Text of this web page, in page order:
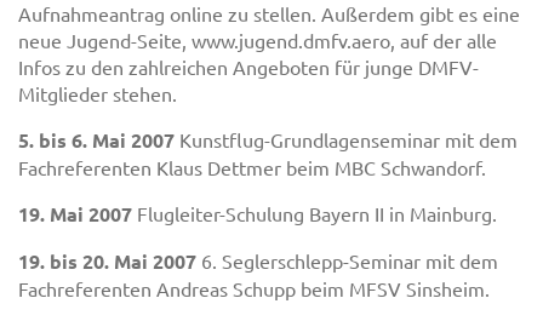
Aufnahmeantrag online zu stellen. Außerdem gibt es eine
neue Jugend-Seite, www.jugend.dmfv.aero, auf der alle
Infos zu den zahlreichen Angeboten für junge DMFV-
Mitglieder stehen.
5. bis 6. Mai 2007 Kunstflug-Grundlagenseminar mit dem
Fachreferenten Klaus Dettmer beim MBC Schwandorf.
19. Mai 2007 Flugleiter-Schulung Bayern II in Mainburg.
19. bis 20. Mai 2007 6. Seglerschlepp-Seminar mit dem
Fachreferenten Andreas Schupp beim MFSV Sinsheim.